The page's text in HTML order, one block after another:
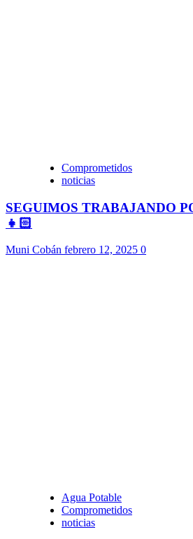
Comprometidos
noticias
SEGUIMOS TRABAJANDO
👧🏻
Muni Cobán febrero 12, 2025 0
Agua Potable
Comprometidos
noticias